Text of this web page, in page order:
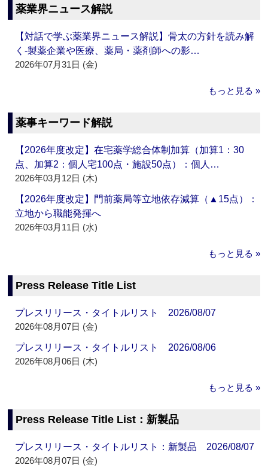
薬業界ニュース解説
【対話で学ぶ薬業界ニュース解説】骨太の方針を読み解
く‐製薬企業や医療、薬局・薬剤師への影…
2026年07月31日 (金)
もっと見る »
薬事キーワード解説
【2026年度改定】在宅薬学総合体制加算（加算1：30
点、加算2：個人宅100点・施設50点）：個人…
2026年03月12日 (木)
【2026年度改定】門前薬局等立地依存減算（▲15点）：
立地から職能発揮へ
2026年03月11日 (水)
もっと見る »
Press Release Title List
プレスリリース・タイトルリスト 2026/08/07
2026年08月07日 (金)
プレスリリース・タイトルリスト 2026/08/06
2026年08月06日 (木)
もっと見る »
Press Release Title List：新製品
プレスリリース・タイトルリスト：新製品 2026/08/07
2026年08月07日 (金)